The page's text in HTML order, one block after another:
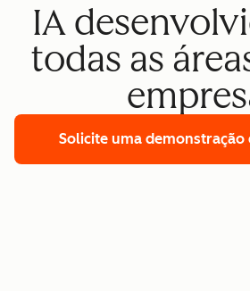
IA
todas as
Solicite uma demonstração